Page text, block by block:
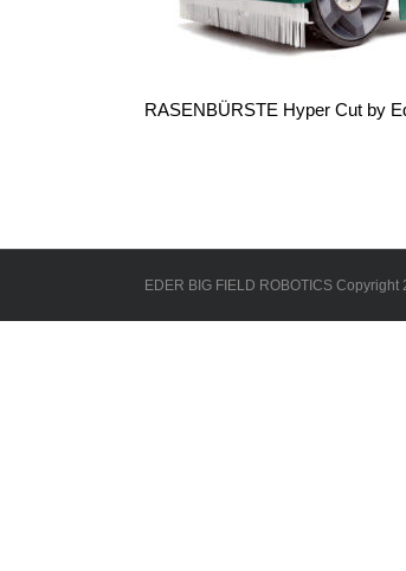
RASENBÜRSTE Hyper Cut by
EDER BIG FIELD ROBOTICS